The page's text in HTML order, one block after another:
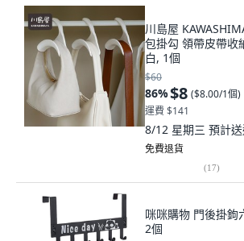
川島屋
包掛勾 領帶皮帶收
白, 1個
$60
86%$8 ($8.00/1個)
運費 $141
8/12 星期三 預計
免費退貨
(17)
咪咪購物 門後掛鉤
2個